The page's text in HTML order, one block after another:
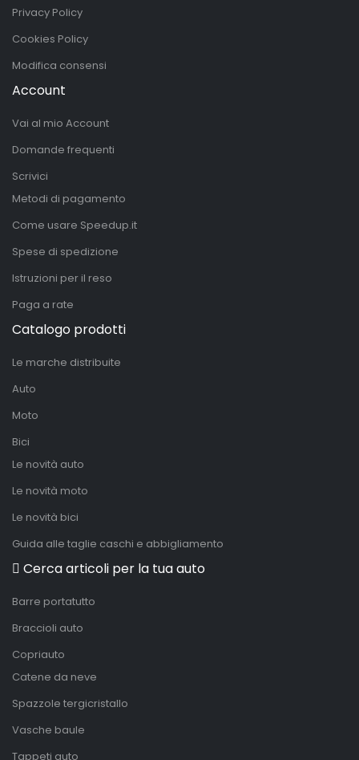
Privacy Policy
Cookies Policy
Modifica consensi
Account
Vai al mio Account
Domande frequenti
Scrivici
Metodi di pagamento
Come usare Speedup.it
Spese di spedizione
Istruzioni per il reso
Paga a rate
Catalogo prodotti
Le marche distribuite
Auto
Moto
Bici
Le novità auto
Le novità moto
Le novità bici
Guida alle taglie caschi e abbigliamento
Cerca articoli per la tua auto
Barre portatutto
Braccioli auto
Copriauto
Catene da neve
Spazzole tergicristallo
Vasche baule
Tappeti auto